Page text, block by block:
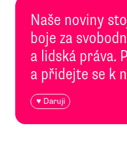
Naše noviny
boje za
a lidská práva.
a přidejte se k
♥ Daruji